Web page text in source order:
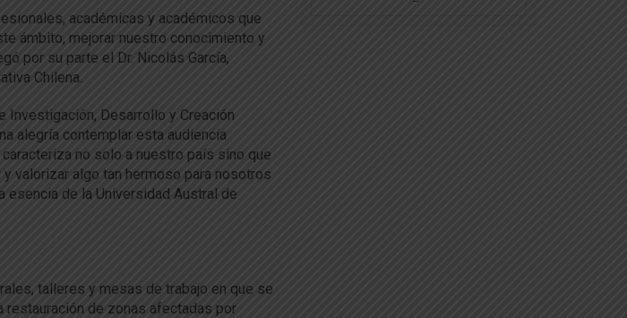
académicas y académicos que
ámbito, mejorar nuestro conocimiento y
por su parte el Dr. Nicolás García,
Chilena.
Investigación, Desarrollo y Creación
alegría contemplar esta audiencia
no solo a nuestro país sino que
valorizar algo tan hermoso para nosotros
de la Universidad Austral de
talleres y mesas de trabajo en que se
de zonas afectadas por